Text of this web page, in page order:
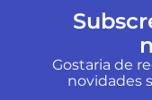
Gostaria de
novidades